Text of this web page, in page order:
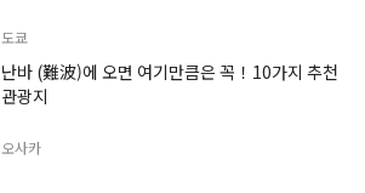
도쿄
난바 (難波)에 오면 여기만큼은 꼭！10가지 추천
관광지
오사카